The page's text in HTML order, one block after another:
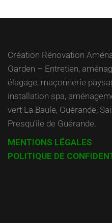
Création Rénovation
Garden – Entretien,
élagage, maçonnerie
installation spa,
vert La Baule, Guérande,
Presqu’ile de Guérande.
MENTIONS LÉGALES
POLITIQUE DE